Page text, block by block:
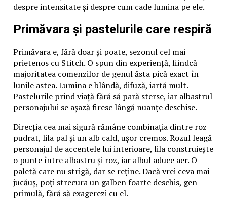
despre intensitate și despre cum cade lumina pe ele.
Primăvara și pastelurile care respiră
Primăvara e, fără doar și poate, sezonul cel mai
prietenos cu Stitch. O spun din experiență, fiindcă
majoritatea comenzilor de genul ăsta pică exact în
lunile astea. Lumina e blândă, difuză, iartă mult.
Pastelurile prind viață fără să pară sterse, iar albastrul
personajului se așază firesc lângă nuanțe deschise.
Direcția cea mai sigură rămâne combinația dintre roz
pudrat, lila pal și un alb cald, ușor cremos. Rozul leagă
personajul de accentele lui interioare, lila construiește
o punte între albastru și roz, iar albul aduce aer. O
paletă care nu strigă, dar se reține. Dacă vrei ceva mai
jucăuș, poți strecura un galben foarte deschis, gen
primulă, fără să exagerezi cu el.